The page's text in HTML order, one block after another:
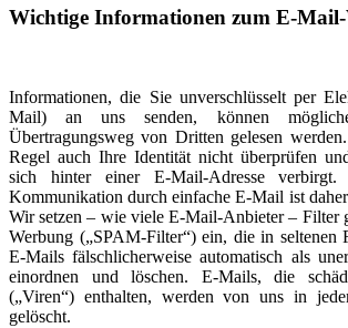
Wichtige Informationen zum E-
Informationen, die Sie unverschlüsselt per
Mail) an uns senden, können
Übertragungsweg von Dritten gelesen
Regel auch Ihre Identität nicht überprüfen
sich hinter einer E-Mail-Adresse verbirgt.
Kommunikation durch einfache E-Mail ist
Wir setzen – wie viele E-Mail-Anbieter – Filter
Werbung („SPAM-Filter“) ein, die in seltenen
E-Mails fälschlicherweise automatisch als
einordnen und löschen. E-Mails, die
(„Viren“) enthalten, werden von uns in
gelöscht.